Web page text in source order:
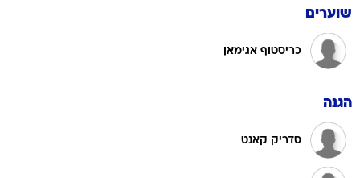
שוערים
כריסטוף אגימאן
הגנה
סדריק קאנט